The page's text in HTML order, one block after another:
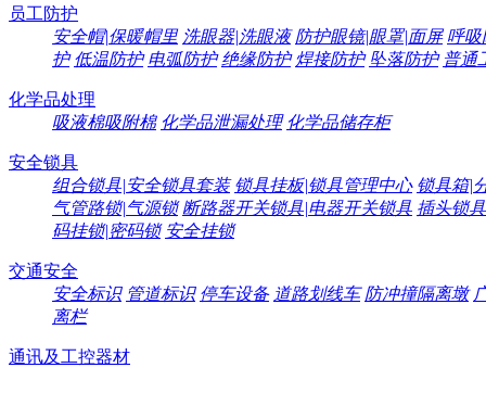
员工防护
安全帽|保暖帽里 洗眼器|洗眼液 防护眼镜|眼罩|面屏 呼吸
护 低温防护 电弧防护 绝缘防护 焊接防护 坠落防护 普通
化学品处理
吸液棉吸附棉 化学品泄漏处理 化学品储存柜
安全锁具
组合锁具|安全锁具套装 锁具挂板|锁具管理中心 锁具箱|
气管路锁|气源锁 断路器开关锁具|电器开关锁具 插头锁
码挂锁|密码锁 安全挂锁
交通安全
安全标识 管道标识 停车设备 道路划线车 防冲撞隔离墩
离栏
通讯及工控器材